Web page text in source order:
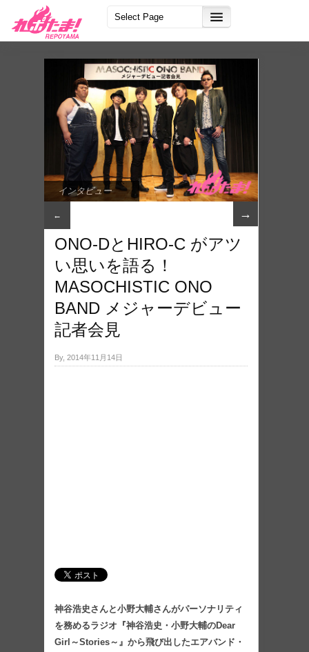
インタビュー
← →
ONO-DとHIRO-C がアツ
い思いを語る！
MASOCHISTIC ONO
BAND メジャーデビュー
記者会見
By, 2014年11月14日
神谷浩史さんと小野大輔さんがパーソナリティ
を務めるラジオ『神谷浩史・小野大輔のDear
Girl～Stories～』から飛び出したエアバンド・